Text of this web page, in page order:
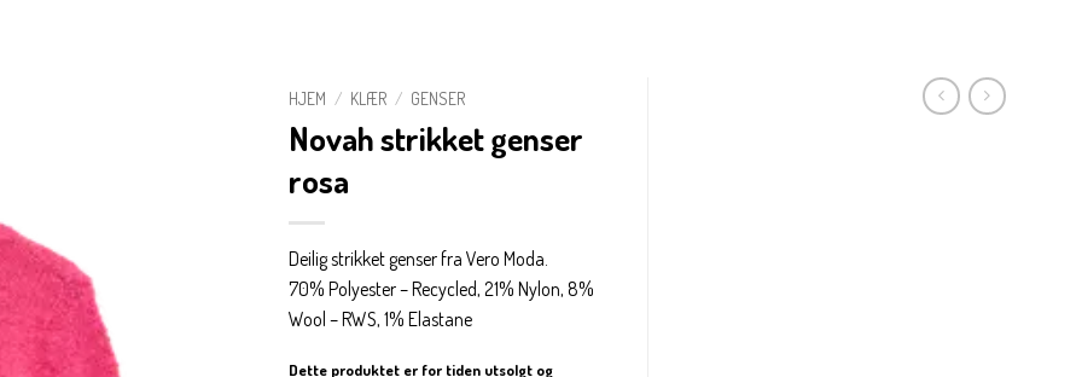
HJEM / KLÆR / GENSER
Novah strikket genser
rosa
Deilig strikket genser fra Vero Moda.
70% Polyester – Recycled, 21% Nylon, 8%
Wool – RWS, 1% Elastane
Dette produktet er for tiden utsolgt og